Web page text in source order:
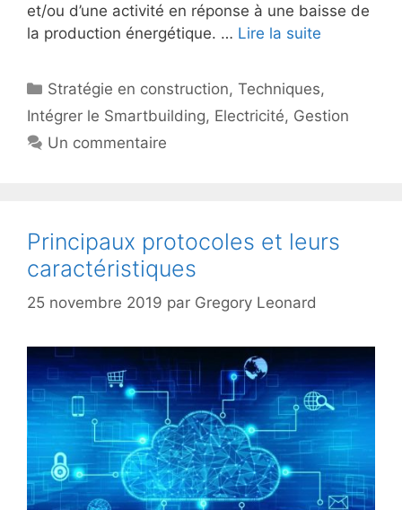
et/ou d’une activité en réponse à une baisse de
la production énergétique. … Lire la suite
Catégories
Stratégie en construction,Techniques,
Intégrer le Smartbuilding, Electricité, Gestion
Un commentaire
Principaux protocoles et leurs
caractéristiques
25 novembre 2019 par Gregory Leonard